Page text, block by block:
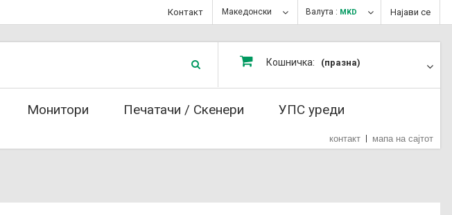
Најави се
Валута : MKD
Македонски
Контакт
Кошничка: (празна)
Монитори Печатачи / Скенери УПС уреди
контакт мапа на сајтот